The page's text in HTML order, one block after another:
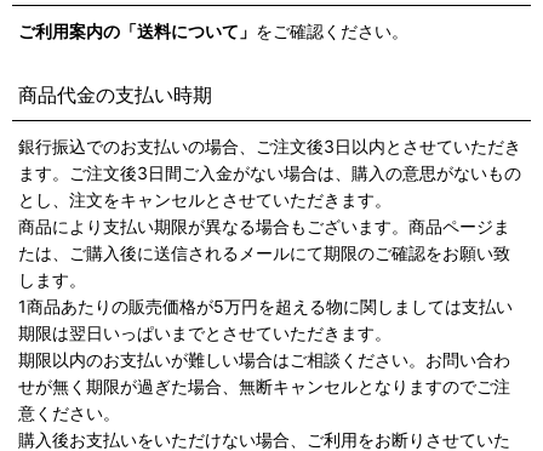
ご利用案内の「送料について」 をご確認ください。
商品代金の支払い時期
銀行振込でのお支払いの場合、ご注文後3日以内とさせていただき
ます。ご注文後3日間ご入金がない場合は、購入の意思がないもの
とし、注文をキャンセルとさせていただきます。
商品により支払い期限が異なる場合もございます。商品ページま
たは、ご購入後に送信されるメールにて期限のご確認をお願い致
します。
1商品あたりの販売価格が5万円を超える物に関しましては支払い
期限は翌日いっぱいまでとさせていただきます。
期限以内のお支払いが難しい場合はご相談ください。お問い合わ
せが無く期限が過ぎた場合、無断キャンセルとなりますのでご注
意ください。
購入後お支払いをいただけない場合、ご利用をお断りさせていた